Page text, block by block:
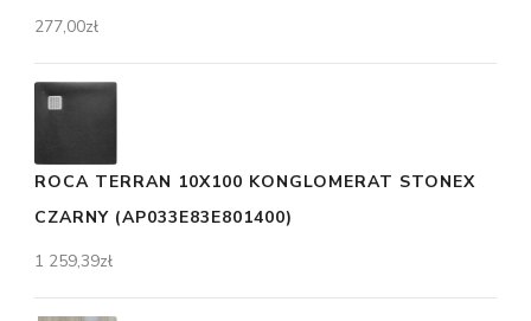
277,00zł
ROCA TERRAN 10X100 KONGLOMERAT STONEX
CZARNY (AP033E83E801400)
1 259,39zł